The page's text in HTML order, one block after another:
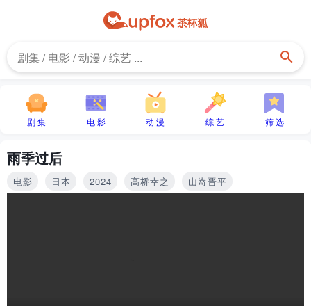
剧 集 电 影 动 漫 综 艺 筛 选
雨季过后
电影 日本 2024 高桥幸之 山嵜晋平